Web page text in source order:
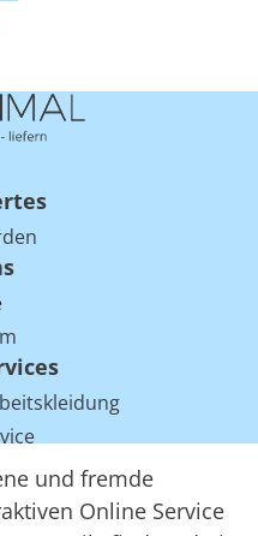
und fremde
Online Service
bei Arbeitskleidung
mit RFID